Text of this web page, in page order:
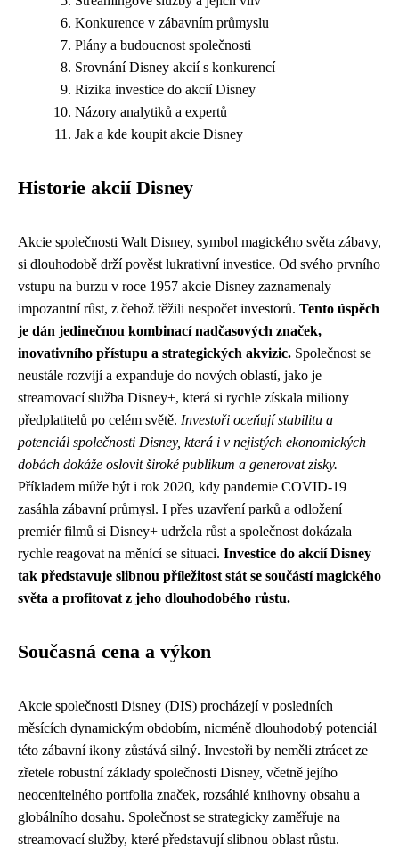
Konkurence v zábavním průmyslu
Plány a budoucnost společnosti
Srovnání Disney akcií s konkurencí
Rizika investice do akcií Disney
Názory analytiků a expertů
Jak a kde koupit akcie Disney
Historie akcií Disney
Akcie společnosti Walt Disney, symbol magického světa zábavy,
si dlouhodobě drží pověst lukrativní investice. Od svého prvního
vstupu na burzu v roce 1957 akcie Disney zaznamenaly
impozantní růst, z čehož těžili nespočet investorů. Tento úspěch
je dán jedinečnou kombinací nadčasových značek,
inovativního přístupu a strategických akvizic. Společnost se
neustále rozvíjí a expanduje do nových oblastí, jako je
streamovací služba Disney+, která si rychle získala miliony
předplatitelů po celém světě. Investoři oceňují stabilitu a
potenciál společnosti Disney, která i v nejistých ekonomických
dobách dokáže oslovit široké publikum a generovat zisky.
Příkladem může být i rok 2020, kdy pandemie COVID-19
zasáhla zábavní průmysl. I přes uzavření parků a odložení
premiér filmů si Disney+ udržela růst a společnost dokázala
rychle reagovat na měnící se situaci. Investice do akcií Disney
tak představuje slibnou příležitost stát se součástí magického
světa a profitovat z jeho dlouhodobého růstu.
Současná cena a výkon
Akcie společnosti Disney (DIS) procházejí v posledních
měsících dynamickým obdobím, nicméně dlouhodobý potenciál
této zábavní ikony zůstává silný. Investoři by neměli ztrácet ze
zřetele robustní základy společnosti Disney, včetně jejího
neocenitelného portfolia značek, rozsáhlé knihovny obsahu a
globálního dosahu. Společnost se strategicky zaměřuje na
streamovací služby, které představují slibnou oblast růstu.